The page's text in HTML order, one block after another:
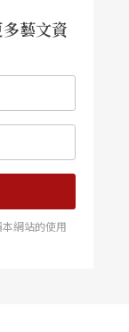
藝文資
網站的使用